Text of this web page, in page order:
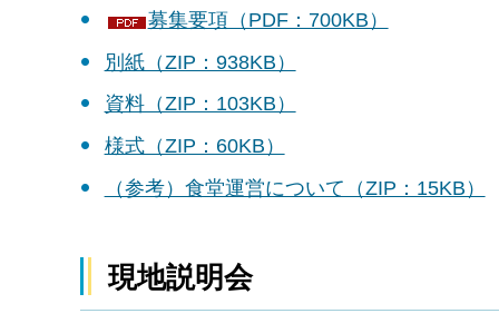
募集要項（PDF：700KB）
別紙（ZIP：938KB）
資料（ZIP：103KB）
様式（ZIP：60KB）
（参考）食堂運営について（ZIP：15KB）
現地説明会